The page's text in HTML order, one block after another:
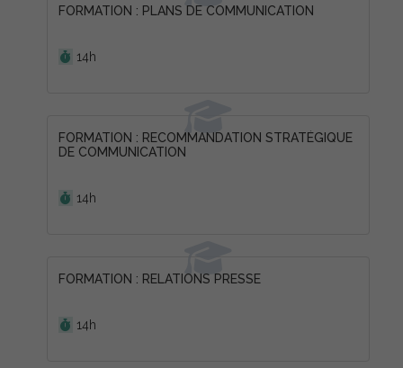
FORMATION : PLANS DE COMMUNICATION
14h
FORMATION : RECOMMANDATION STRATÉGIQUE
DE COMMUNICATION
14h
FORMATION : RELATIONS PRESSE
14h